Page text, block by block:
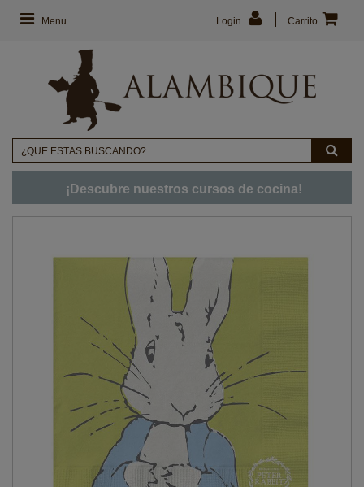
Menu Carrito
Login
¡Descubre nuestros cursos de cocina!